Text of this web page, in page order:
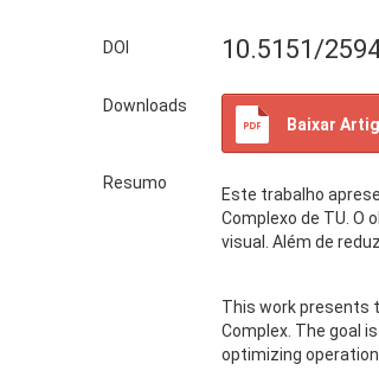
DOI 10.5151/
Downloads
Baixar
Resumo
Este trabalho
Complexo de TU. O
visual. Além de
This work presents
Complex. The goal
optimizing